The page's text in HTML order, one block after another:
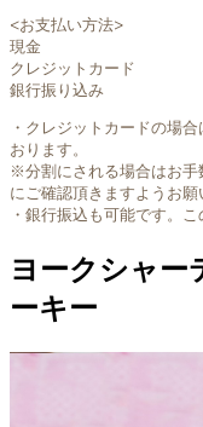
<お支払い方法>
現金
クレジットカード
銀行振り込み
・クレジットカードの場
おります。
※分割にされる場合はお手
にご確認頂きますようお願
・銀行振込も可能です。
ヨークシャー
ーキー